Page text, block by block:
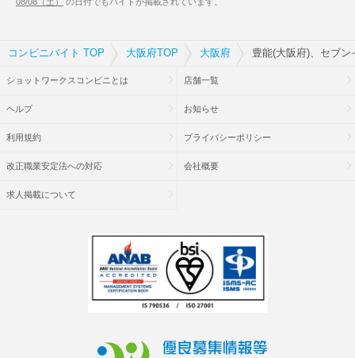
コンビニバイト TOP 大阪府TOP 大阪府 豊能(大阪府)、セブ
ショットワークスコンビニとは 店舗一覧
ヘルプ お知らせ
利用規約 プライバシーポリシー
改正職業安定法への対応 会社概要
求人掲載について